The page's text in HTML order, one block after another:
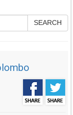
SEARCH